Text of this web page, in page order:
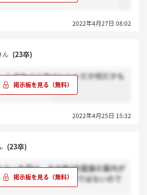
2022年4月27日 08:02
ん (23卒)
しかもここサイレントだか何だかも
さん
2022年4月25日 15:32
(23卒)
ーを受け、その後3次面接の案内が
の3次面接は最終面接ではないので